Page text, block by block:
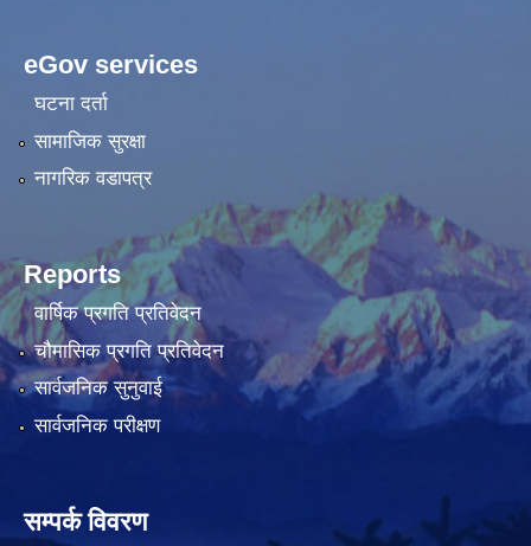
eGov services
घटना दर्ता
सामाजिक सुरक्षा
नागरिक वडापत्र
Reports
वार्षिक प्रगति प्रतिवेदन
चौमासिक प्रगति प्रतिवेदन
सार्वजनिक सुनुवाई
सार्वजनिक परीक्षण
सम्पर्क विवरण